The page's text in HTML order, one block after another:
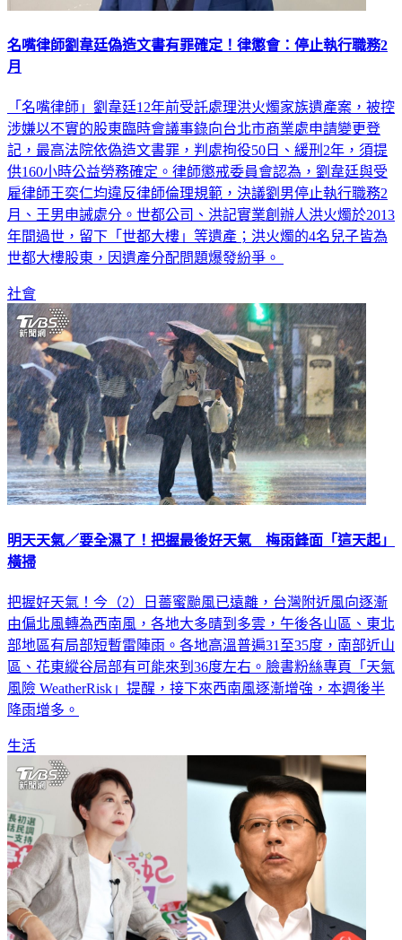
名嘴律師劉韋廷偽造文書有罪確定！律懲會：停止執行職務2
月
「名嘴律師」劉韋廷12年前受託處理洪火燭家族遺產案，被控
涉嫌以不實的股東臨時會議事錄向台北市商業處申請變更登
記，最高法院依偽造文書罪，判處拘役50日、緩刑2年，須提
供160小時公益勞務確定。律師懲戒委員會認為，劉韋廷與受
雇律師王奕仁均違反律師倫理規範，決議劉男停止執行職務2
月、王男申誡處分。世都公司、洪記實業創辦人洪火燭於2013
年間過世，留下「世都大樓」等遺產；洪火燭的4名兒子皆為
世都大樓股東，因遺產分配問題爆發紛爭。
社會
明天天氣／要全濕了！把握最後好天氣 梅雨鋒面「這天起」
橫掃
把握好天氣！今（2）日薔蜜颱風已遠離，台灣附近風向逐漸
由偏北風轉為西南風，各地大多晴到多雲，午後各山區、東北
部地區有局部短暫雷陣雨。各地高溫普遍31至35度，南部近山
區、花東縱谷局部有可能來到36度左右。臉書粉絲專頁「天氣
風險 WeatherRisk」提醒，接下來西南風逐漸增強，本週後半
降雨增多。
生活